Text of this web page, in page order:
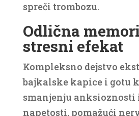
spreči trombozu.
Odlična
stresni efekat
Kompleksno dejstvo
bajkalske kapice i gotu
smanjenju anksioznosti
napetosti, pomažući